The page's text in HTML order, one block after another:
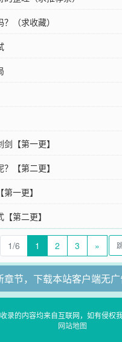
（求收藏）
【第一更】
【第二更】
一更】
第二更】
1/6 1 2 3 »
章节，下载本站客户端无
录的内容均来自互联网，如有侵权
网站地图